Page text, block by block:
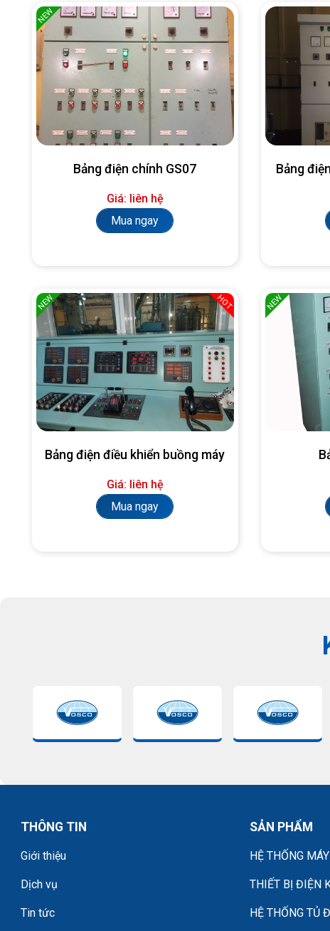
NEW
Bảng điện chính GS07
Giá: liên hệ
Mua ngay
Bảng
NEW HOT
Bảng điện điều khiển buồng máy
Giá: liên hệ
Mua ngay
NEW
THÔNG TIN
Giới thiệu
Dịch vụ
Tin tức
SẢN PHẨM
HỆ THỐNG
THIẾT BỊ ĐIỆN
HỆ THỐNG TỦ